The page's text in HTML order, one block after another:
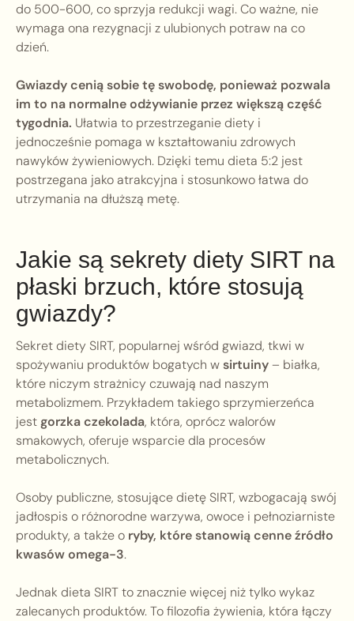
do 500-600, co sprzyja redukcji wagi. Co ważne, nie
wymaga ona rezygnacji z ulubionych potraw na co
dzień.
Gwiazdy cenią sobie tę swobodę, ponieważ pozwala
im to na normalne odżywianie przez większą część
tygodnia. Ułatwia to przestrzeganie diety i
jednocześnie pomaga w kształtowaniu zdrowych
nawyków żywieniowych. Dzięki temu dieta 5:2 jest
postrzegana jako atrakcyjna i stosunkowo łatwa do
utrzymania na dłuższą metę.
Jakie są sekrety diety SIRT na
płaski brzuch, które stosują
gwiazdy?
Sekret diety SIRT, popularnej wśród gwiazd, tkwi w
spożywaniu produktów bogatych wsirtuiny– białka,
które niczym strażnicy czuwają nad naszym
metabolizmem. Przykładem takiego sprzymierzeńca
jestgorzka czekolada, która, oprócz walorów
smakowych, oferuje wsparcie dla procesów
metabolicznych.
Osoby publiczne, stosujące dietę SIRT, wzbogacają swój
jadłospis o różnorodne warzywa, owoce i pełnoziarniste
produkty, a także o ryby, które stanowią cenne źródło
kwasów omega-3.
Jednak dieta SIRT to znacznie więcej niż tylko wykaz
zalecanych produktów. To filozofia żywienia, która łączy